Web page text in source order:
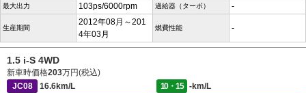
最大出力 103ps/6000rpm 過給器（ターボ） -
生産期間
2012年08月～201
4年03月
燃費性能 -
1.5 i-S 4WD
新車時価格203万円(税込)
JC08
16.6km/L 10・15
-km/L